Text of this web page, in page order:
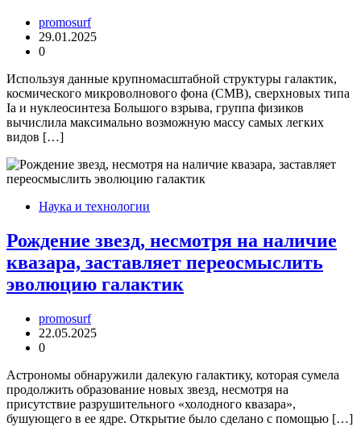
promosurf
29.01.2025
0
Используя данные крупномасштабной структуры галактик,
космического микроволнового фона (CMB), сверхновых типа
Ia и нуклеосинтеза Большого взрыва, группа физиков
вычислила максимально возможную массу самых легких
видов […]
Наука и технологии
Рождение звезд, несмотря на наличие
квазара, заставляет переосмыслить
эволюцию галактик
promosurf
22.05.2025
0
Астрономы обнаружили далекую галактику, которая сумела
продолжить образование новых звезд, несмотря на
присутствие разрушительного «холодного квазара»,
бушующего в ее ядре. Открытие было сделано с помощью […]